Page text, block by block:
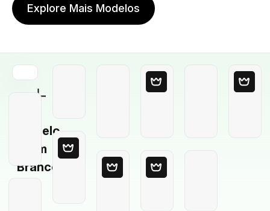
Explore Mais Modelos
Modelo
em
Branco